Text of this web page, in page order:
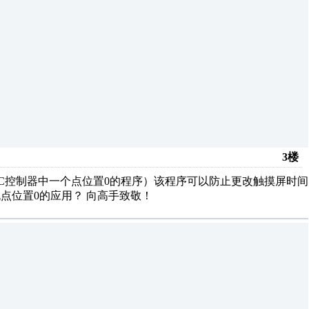
3楼
制器中一个点位置0的程序）该程序可以防止更改触摸屏时间
位置0的应用？ 向高手致敬！